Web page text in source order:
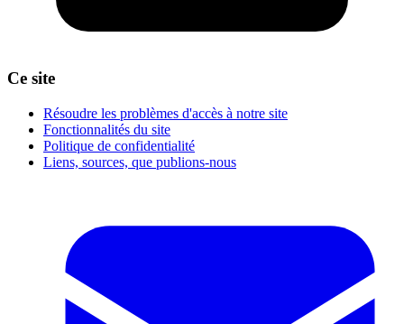
Ce site
Résoudre les problèmes d'accès à notre site
Fonctionnalités du site
Politique de confidentialité
Liens, sources, que publions-nous